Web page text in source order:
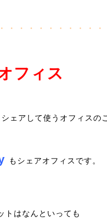
・・・・・・・・・
フィス
ェアして使うオフィスの
もシェアオフィスです。
トはなんといっても